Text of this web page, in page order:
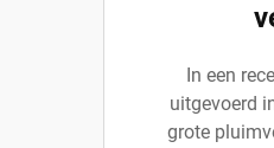
In een
uitgevoerd
grote